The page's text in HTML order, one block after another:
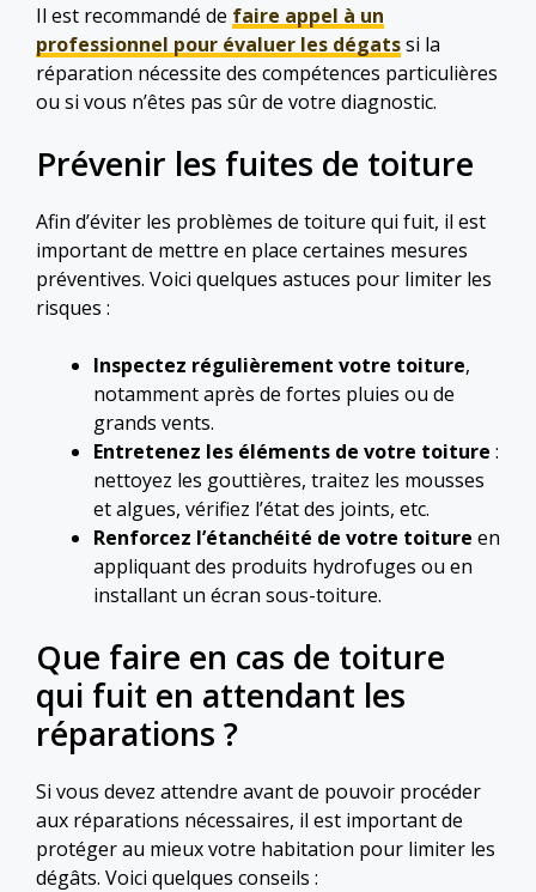
Il est recommandé de faire appel à un
professionnel pour évaluer les dégatssi la
réparation nécessite des compétences particulières
ou si vous n’êtes pas sûr de votre diagnostic.
Prévenir les fuites de toiture
Afin d’éviter les problèmes de toiture qui fuit, il est
important de mettre en place certaines mesures
préventives. Voici quelques astuces pour limiter les
risques :
Inspectez régulièrement votre toiture,
notamment après de fortes pluies ou de
grands vents.
Entretenez les éléments de votre toiture :
nettoyez les gouttières, traitez les mousses
et algues, vérifiez l’état des joints, etc.
Renforcez l’étanchéité de votre toiture en
appliquant des produits hydrofuges ou en
installant un écran sous-toiture.
Que faire en cas de toiture
qui fuit en attendant les
réparations ?
Si vous devez attendre avant de pouvoir procéder
aux réparations nécessaires, il est important de
protéger au mieux votre habitation pour limiter les
dégâts. Voici quelques conseils :